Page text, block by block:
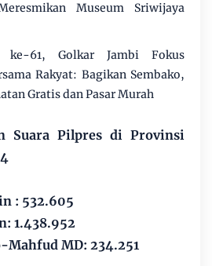
Museum Sriwijaya
ke-61, Golkar Jambi Fokus
Rakyat: Bagikan Sembako,
Gratis dan Pasar Murah
Suara Pilpres di Provinsi
: 532.605
1.438.952
Mahfud MD: 234.251